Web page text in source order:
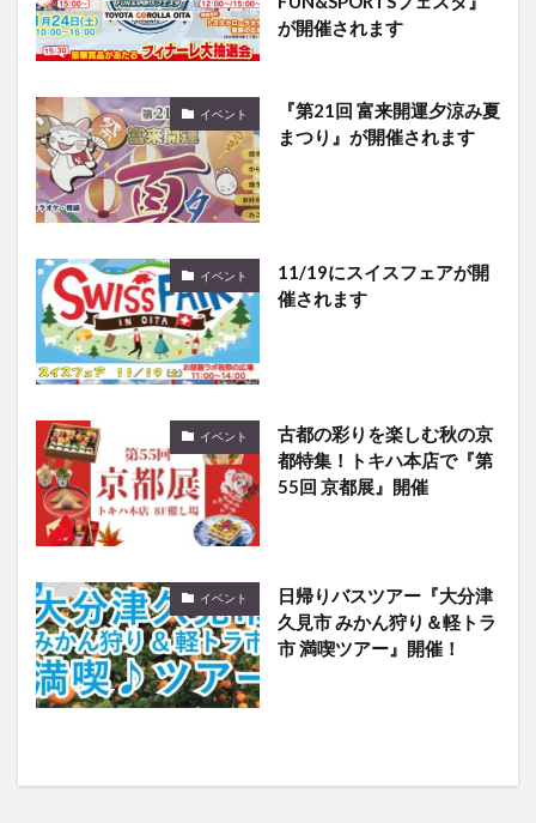
が開催されます
イベント
『第21回 富来開運夕涼み夏
まつり』が開催されます
イベント
11/19にスイスフェアが開
催されます
イベント
古都の彩りを楽しむ秋の京
都特集！トキハ本店で『第
55回 京都展』開催
イベント
日帰りバスツアー『大分津
久見市 みかん狩り＆軽トラ
市 満喫ツアー』開催！